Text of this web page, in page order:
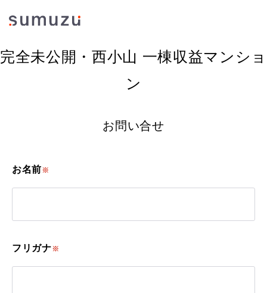
完全未公開・西小山 一棟収益マンショ
ン
お問い合せ
お名前※
フリガナ※